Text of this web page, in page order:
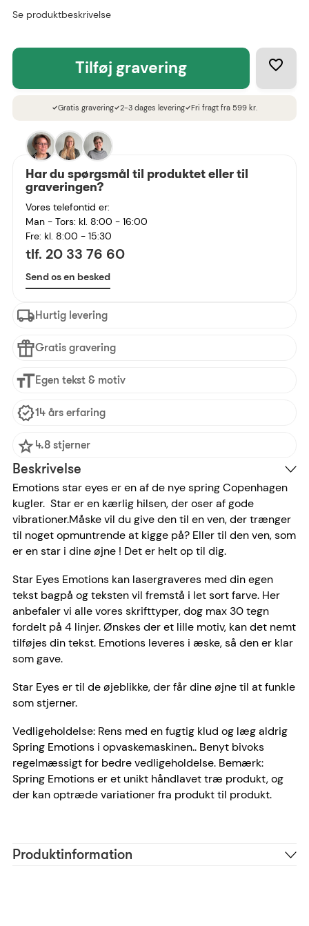
Se produktbeskrivelse
tilføj gravering
checkGratis graveringcheck2-3 dages leveringcheckFri fragt fra 599 kr.
Har du spørgsmål til produktet eller til
graveringen?
Vores telefontid er:
Man - Tors: kl. 8:00 - 16:00
Fre: kl. 8:00 - 15:30
tlf. 20 33 76 60
Send os en besked
Hurtig levering
Gratis gravering
Egen tekst & motiv
14 års erfaring
4.8 stjerner
Beskrivelse
Emotions star eyes er en af de nye spring Copenhagen
kugler. Star er en kærlig hilsen, der oser af gode
vibrationer.Måske vil du give den til en ven, der trænger
til noget opmuntrende at kigge på? Eller til den ven, som
er en star i dine øjne ! Det er helt op til dig.
Star Eyes Emotions kan lasergraveres med din egen
tekst bagpå og teksten vil fremstå i let sort farve. Her
anbefaler vi alle vores skrifttyper, dog max 30 tegn
fordelt på 4 linjer. Ønskes der et lille motiv, kan det nemt
tilføjes din tekst. Emotions leveres i æske, så den er klar
som gave.
Star Eyes er til de øjeblikke, der får dine øjne til at funkle
som stjerner.
Vedligeholdelse: Rens med en fugtig klud og læg aldrig
Spring Emotions i opvaskemaskinen.. Benyt bivoks
regelmæssigt for bedre vedligeholdelse. Bemærk:
Spring Emotions er et unikt håndlavet træ produkt, og
der kan optræde variationer fra produkt til produkt.
Produktinformation